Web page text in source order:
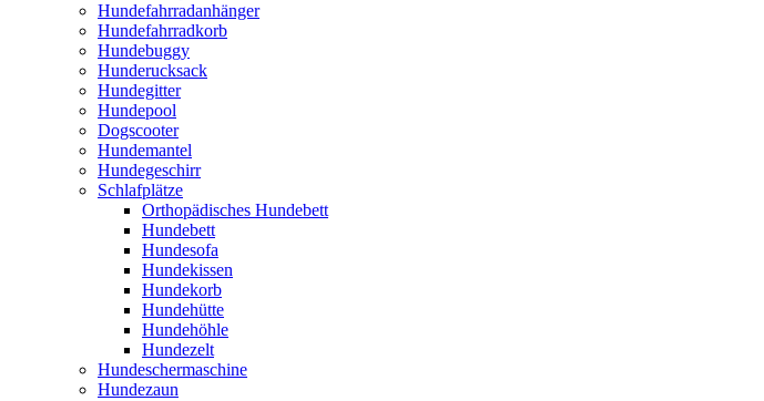
Hundefahrradanhänger
Hundefahrradkorb
Hundebuggy
Hunderucksack
Hundegitter
Hundepool
Dogscooter
Hundemantel
Hundegeschirr
Schlafplätze
Orthopädisches Hundebett
Hundebett
Hundesofa
Hundekissen
Hundekorb
Hundehütte
Hundehöhle
Hundezelt
Hundeschermaschine
Hundezaun